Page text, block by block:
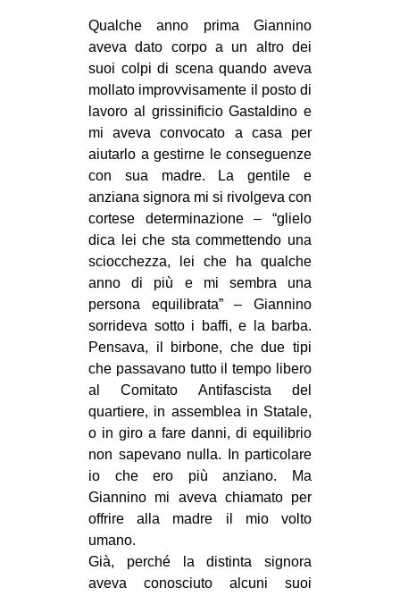
Qualche anno prima Giannino
aveva dato corpo a un altro dei
suoi colpi di scena quando aveva
mollato improvvisamente il posto di
lavoro al grissinificio Gastaldino e
mi aveva convocato a casa per
aiutarlo a gestirne le conseguenze
con sua madre. La gentile e
anziana signora mi si rivolgeva con
cortese determinazione – “glielo
dica lei che sta commettendo una
sciocchezza, lei che ha qualche
anno di più e mi sembra una
persona equilibrata” – Giannino
sorrideva sotto i baffi, e la barba.
Pensava, il birbone, che due tipi
che passavano tutto il tempo libero
al Comitato Antifascista del
quartiere, in assemblea in Statale,
o in giro a fare danni, di equilibrio
non sapevano nulla. In particolare
io che ero più anziano. Ma
Giannino mi aveva chiamato per
offrire alla madre il mio volto
umano.
Già, perché la distinta signora
aveva conosciuto alcuni suoi